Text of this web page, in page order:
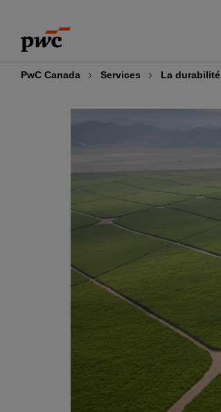
content
footer
PwC Canada Services La durabilité